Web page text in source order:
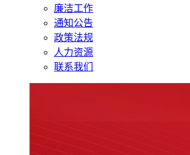
廉洁工作
通知公告
政策法规
人力资源
联系我们